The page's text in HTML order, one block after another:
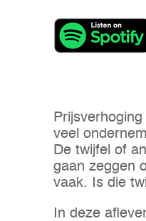
veel
De twijfel of
gaan zeggen
vaak. Is die
In deze